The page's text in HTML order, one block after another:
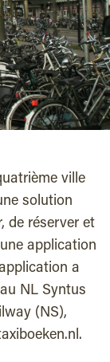
ville
solution
de réserver et
application
a
NL Syntus
(NS),